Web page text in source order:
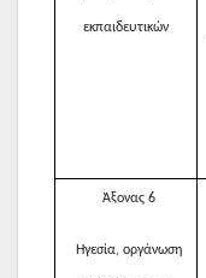
εκπαιδευτικών
Άξονας 6
Ηγεσία, οργάνωση